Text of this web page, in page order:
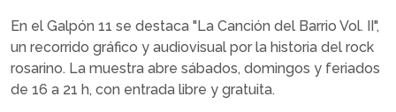
En el Galpón 11 se destaca "La Canción del Barrio Vol. II",
un recorrido gráfico y audiovisual por la historia del rock
rosarino. La muestra abre sábados, domingos y feriados
de 16 a 21 h, con entrada libre y gratuita.